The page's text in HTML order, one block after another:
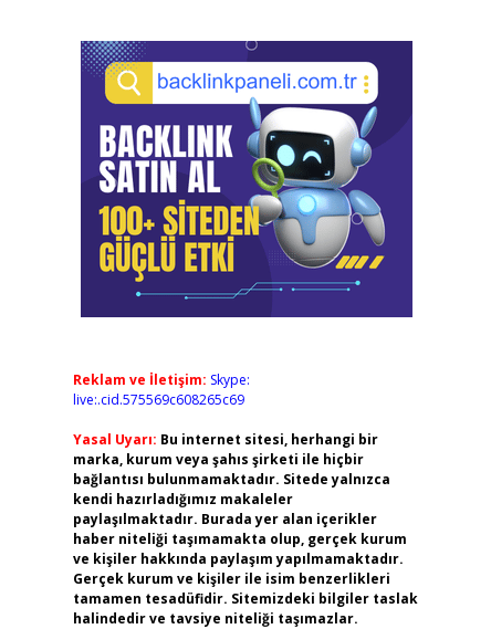
Reklam ve İletişim: Skype:
live:.cid.575569c608265c69
Yasal Uyarı: Bu internet sitesi, herhangi bir
marka, kurum veya şahıs şirketi ile hiçbir
bağlantısı bulunmamaktadır. Sitede yalnızca
kendi hazırladığımız makaleler
paylaşılmaktadır. Burada yer alan içerikler
haber niteliği taşımamakta olup, gerçek kurum
ve kişiler hakkında paylaşım yapılmamaktadır.
Gerçek kurum ve kişiler ile isim benzerlikleri
tamamen tesadüfidir. Sitemizdeki bilgiler taslak
halindedir ve tavsiye niteliği taşımazlar.